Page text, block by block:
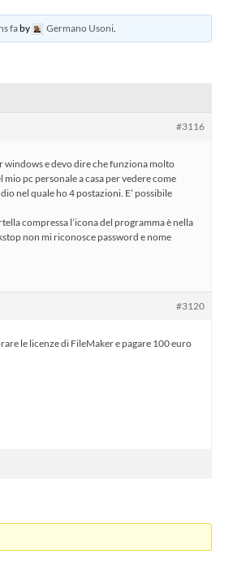
faby Germano Usoni
#3116
windows e devo dire che funziona molto
pc personale a casa per vedere come
nel quale ho 4 postazioni. E’ possibile
compressa l’icona del programma è nella
non mi riconosce password e nome
#3120
le licenze di FileMaker e pagare 100 euro